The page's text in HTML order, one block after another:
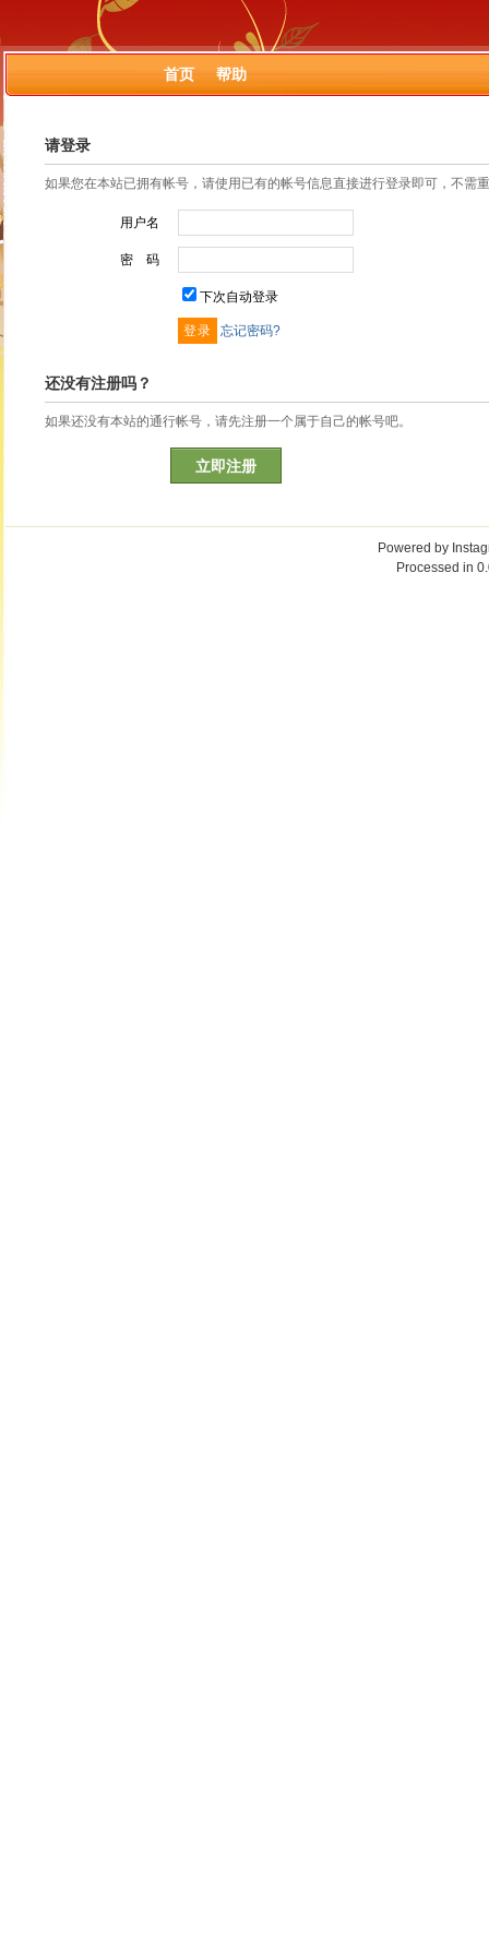
首页 帮助
请登录
如果您在本站已拥有帐号，请使用已有的帐号信息直接进行登录即可，不需
用户名
密 码
下次自动登录
忘记密码?
还没有注册吗？
如果还没有本站的通行帐号，请先注册一个属于自己的帐号吧。
立即注册
Powered by
Processed in